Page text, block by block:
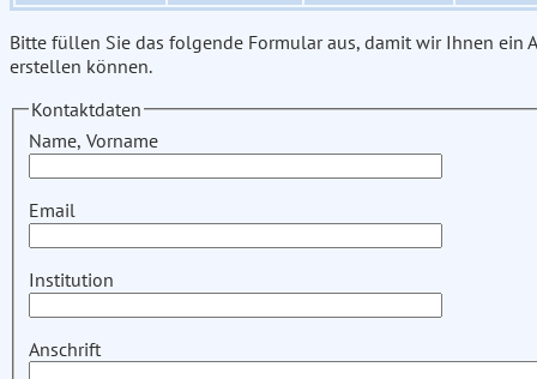
Bitte füllen Sie das folgende Formular aus, damit wir Ihnen ein
erstellen können.
Kontaktdaten
Name, Vorname
Email
Institution
Anschrift